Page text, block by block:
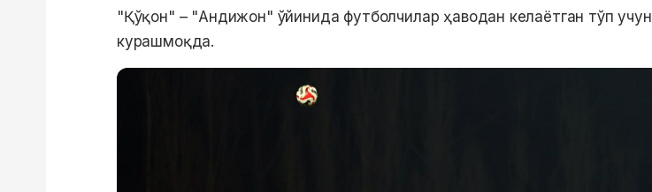
"Қўқон" – "Андижон" ўйинида футболчилар ҳаводан келаётган тўп учун
курашмоқда.